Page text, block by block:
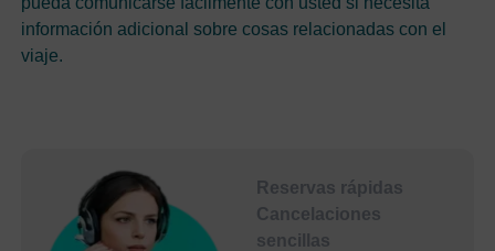
información adicional sobre cosas relacionadas con el
viaje.
Reservas rápidas
Cancelaciones
sencillas